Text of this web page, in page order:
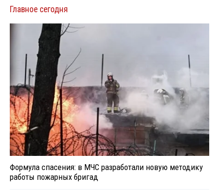
Главное сегодня
Формула спасения: в МЧС разработали новую методику
работы пожарных бригад